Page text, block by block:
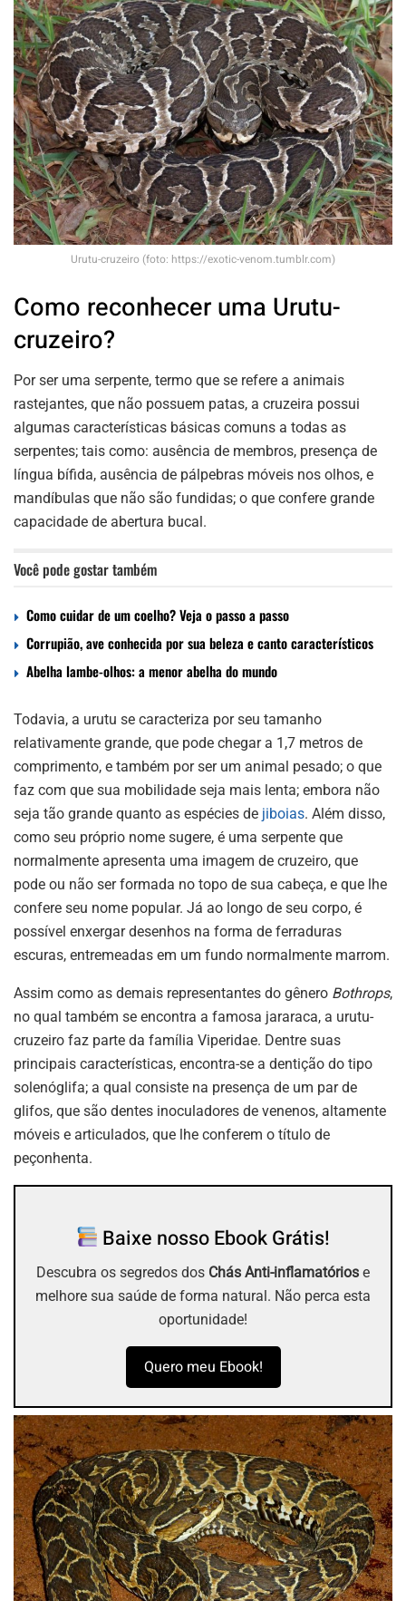
Urutu-cruzeiro (foto: https://exotic-venom.tumblr.com)
Como reconhecer uma Urutu-
cruzeiro?
Por ser uma serpente, termo que se refere a animais
rastejantes, que não possuem patas, a cruzeira possui
algumas características básicas comuns a todas as
serpentes; tais como: ausência de membros, presença de
língua bífida, ausência de pálpebras móveis nos olhos, e
mandíbulas que não são fundidas; o que confere grande
capacidade de abertura bucal.
Você pode gostar também
Como cuidar de um coelho? Veja o passo a passo
Corrupião, ave conhecida por sua beleza e canto característicos
Abelha lambe-olhos: a menor abelha do mundo
Todavia, a urutu se caracteriza por seu tamanho
relativamente grande, que pode chegar a 1,7 metros de
comprimento, e também por ser um animal pesado; o que
faz com que sua mobilidade seja mais lenta; embora não
seja tão grande quanto as espécies de jiboias. Além disso,
como seu próprio nome sugere, é uma serpente que
normalmente apresenta uma imagem de cruzeiro, que
pode ou não ser formada no topo de sua cabeça, e que lhe
confere seu nome popular. Já ao longo de seu corpo, é
possível enxergar desenhos na forma de ferraduras
escuras, entremeadas em um fundo normalmente marrom.
Assim como as demais representantes do gênero Bothrops,
no qual também se encontra a famosa jararaca, a urutu-
cruzeiro faz parte da família Viperidae. Dentre suas
principais características, encontra-se a dentição do tipo
solenóglifa; a qual consiste na presença de um par de
glifos, que são dentes inoculadores de venenos, altamente
móveis e articulados, que lhe conferem o título de
peçonhenta.
Baixe nosso Ebook Grátis!
Descubra os segredos dos Chás Anti-inflamatórios e
melhore sua saúde de forma natural. Não perca esta
oportunidade!
Quero meu Ebook!